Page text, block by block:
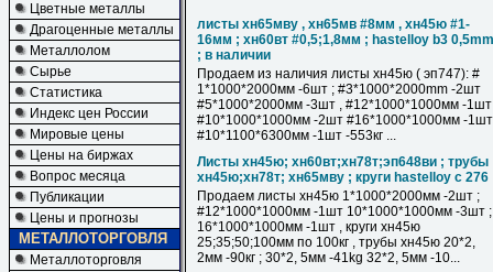
Цветные металлы
Драгоценные металлы
Металлолом
Сырье
Статистика
Индекс цен России
Мировые цены
Цены на биржах
Вопрос месяца
Публикации
Цены и прогнозы
МЕТАЛЛОТОРГОВЛЯ
Металлоторговля
листы хн65мву , хн65мв #8мм , хн45ю #1-
16мм ; хн60вт #0,5;1,8мм ; hastelloy b3 0,5mm
; в наличии
Продаем из наличия листы хн45ю ( эп747): #
1*1000*2000мм -6шт ; #3*1000*2000mm -2шт
#5*1000*2000мм -3шт , #12*1000*1000мм -1шт
#10*1000*1000мм -2шт #16*1000*1000мм -
#10*1100*6300мм -1шт -553кг ...
Листы хн45ю; хн60вт;хн78т;эп648ви ; трубы
хн45ю;хн78т; хн65мву ; круги hastelloy c 276
Продаем листы хн45ю 1*1000*2000мм -2шт ;
#12*1000*1000мм -1шт 10*1000*1000мм -3шт ;
16*1000*1000мм -1шт , круги хн45ю
25;35;50;100мм по 100кг , трубы хн45ю 20*2,
2мм -90кг ; 30*2, 5мм -41kg 32*2, 5мм -10...